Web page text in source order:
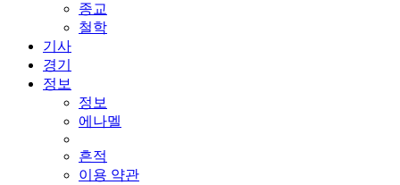
종교
철학
기사
경기
정보
정보
에나멜
흔적
이용 약관